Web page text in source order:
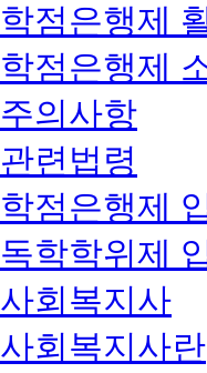
학점은행제
학점은행제
주의사항
관련법령
학점은행제
독학학위제
사회복지사
사회복지사란